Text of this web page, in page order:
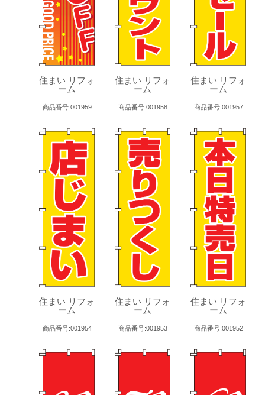
住まい リフォ
ーム
商品番号:001959
住まい リフォ
ーム
商品番号:001958
住まい リフォ
ーム
商品番号:001957
住まい リフォ
ーム
商品番号:001954
住まい リフォ
ーム
商品番号:001953
住まい リフォ
ーム
商品番号:001952